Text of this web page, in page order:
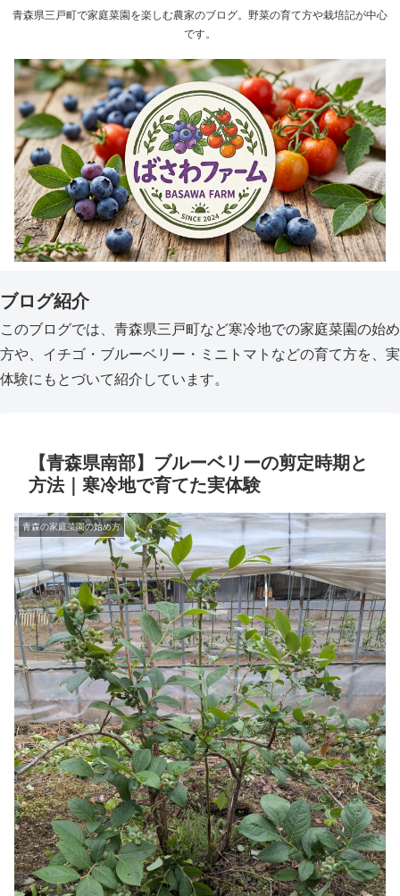
青森県三戸町で家庭菜園を楽しむ農家のブログ。野菜の育て方や栽培記が中心
です。
ブログ紹介
このブログでは、青森県三戸町など寒冷地での家庭菜園の始め
方や、イチゴ・ブルーベリー・ミニトマトなどの育て方を、実
体験にもとづいて紹介しています。
【青森県南部】ブルーベリーの剪定時期と
方法｜寒冷地で育てた実体験
青森の家庭菜園の始め方